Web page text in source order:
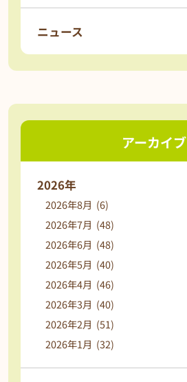
ニュース
アーカイブ
2026年
2026年8月 (6)
2026年7月 (48)
2026年6月 (48)
2026年5月 (40)
2026年4月 (46)
2026年3月 (40)
2026年2月 (51)
2026年1月 (32)